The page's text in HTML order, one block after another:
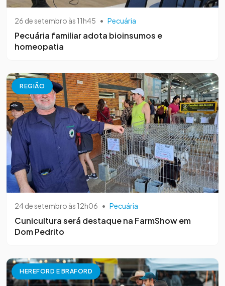
26 de setembro às 11h45 • Pecuária
Pecuária familiar adota bioinsumos e
homeopatia
REGIÃO
24 de setembro às 12h06 • Pecuária
Cunicultura será destaque na FarmShow em
Dom Pedrito
HEREFORD E BRAFORD